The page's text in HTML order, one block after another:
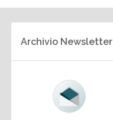
Archivio Newsletter